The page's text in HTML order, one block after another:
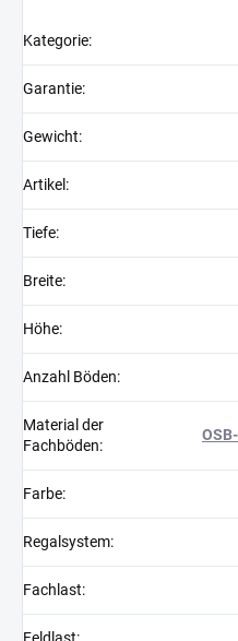
Kategorie:
Garantie:
Gewicht:
Artikel :
Tiefe:
Breite:
Höhe:
Anzahl Böden:
Material der
Fachböden:
Farbe:
Regalsystem:
Fachlast: